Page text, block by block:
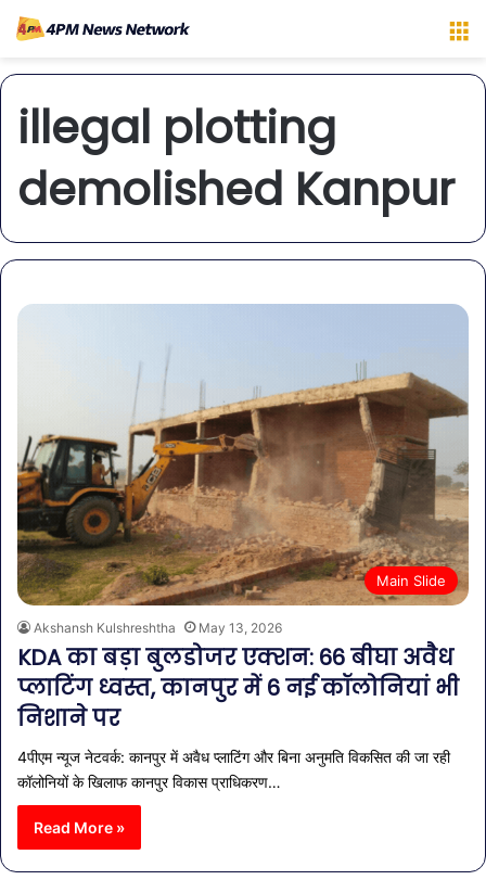
illegal plotting
demolished Kanpur
Main Slide
Akshansh Kulshreshtha May 13, 2026
KDA का बड़ा बुलडोजर एक्शन: 66 बीघा अवैध
प्लाटिंग ध्वस्त, कानपुर में 6 नई कॉलोनियां भी
निशाने पर
4पीएम न्यूज नेटवर्क: कानपुर में अवैध प्लाटिंग और बिना अनुमति विकसित की जा रही
कॉलोनियों के खिलाफ कानपुर विकास प्राधिकरण…
Read More »